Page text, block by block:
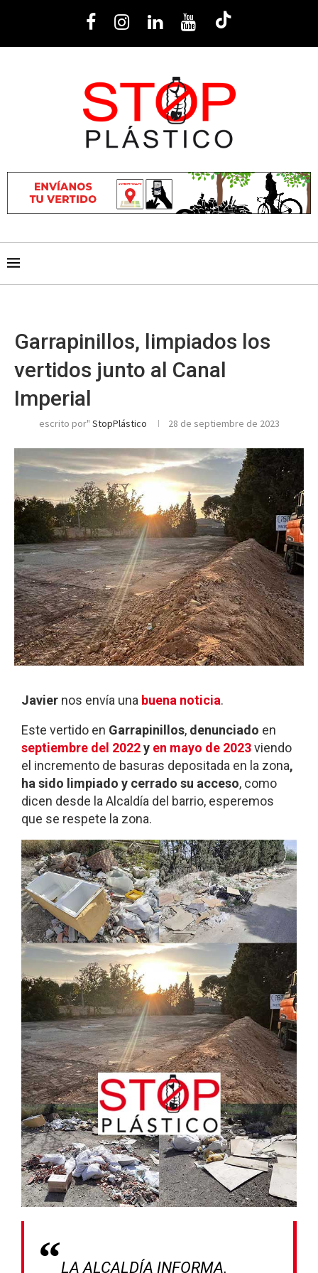
Garrapinillos, limpiados los
vertidos junto al Canal
Imperial
escrito por" StopPlástico 28 de septiembre de 2023
Javier nos envía una buena noticia.
Este vertido en Garrapinillos, denunciado en
septiembre del 2022y en mayo de 2023viendo
el incremento de basuras depositada en la zona,
ha sido limpiado y cerrado su acceso, como
dicen desde la Alcaldía del barrio, esperemos
que se respete la zona.
LA ALCALDÍA INFORMA.